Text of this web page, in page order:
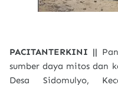
PACITANTERKINI ||
sumber daya mitos dan
Desa Sidomulyo,